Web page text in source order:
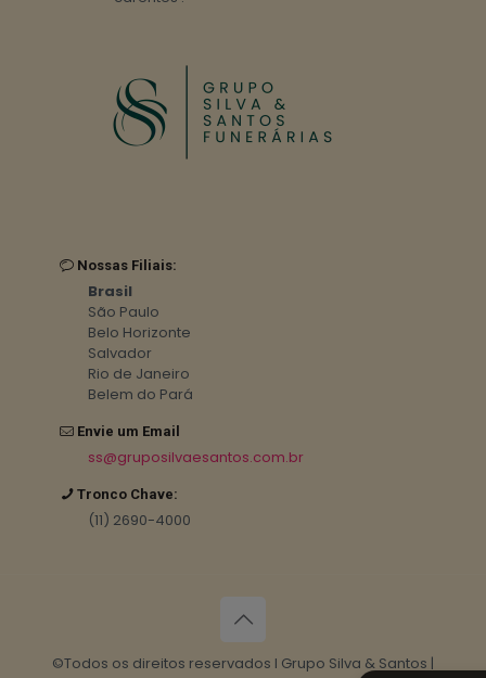
Nossas Filiais:
Brasil
São Paulo
Belo Horizonte
Salvador
Rio de Janeiro
Belem do Pará
Envie um Email
ss@gruposilvaesantos.com.br
Tronco Chave:
(11) 2690-4000
©Todos os direitos reservados I Grupo Silva & Santos |